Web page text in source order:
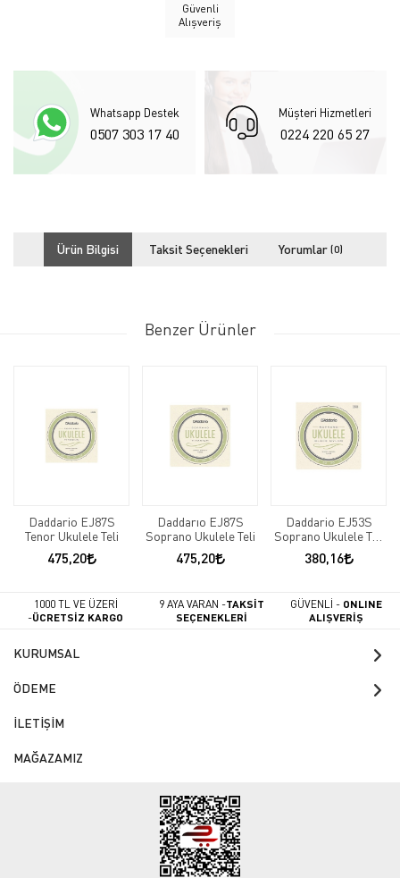
Güvenli
Alışveriş
Whatsapp Destek
0507 303 17 40
Müşteri Hizmetleri
0224 220 65 27
Ürün Bilgisi Taksit Seçenekleri Yorumlar (0)
Benzer Ürünler
Daddario EJ87S
Tenor Ukulele Teli
475,20
Daddarıo EJ87S
Soprano Ukulele Teli
475,20
Daddario EJ53S
Soprano Ukulele Teli
Black Nylon
380,16
1000 TL VE ÜZERİ
-ÜCRETSİZ KARGO
9 AYA VARAN -TAKSİT
SEÇENEKLERİ
GÜVENLİ - ONLINE
ALIŞVERİŞ
KURUMSAL
ÖDEME
İLETİŞİM
MAĞAZAMIZ